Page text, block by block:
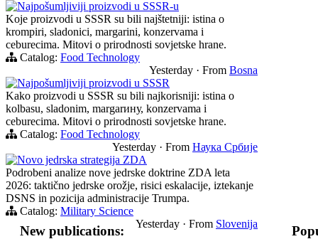
Najpošumljiviji proizvodi u SSSR-u
Koje proizvodi u SSSR su bili najštetniji: istina o
krompiri, sladonici, margarini, konzervama i
ceburecima. Mitovi o prirodnosti sovjetske hrane.
Catalog: Food Technology
Yesterday · From Bosna
Najpošumljiviji proizvodi u SSSR
Kako proizvodi u SSSR su bili najkorisniji: istina o
kolbasu, sladonim, margarину, konzervama i
ceburecima. Mitovi o prirodnosti sovjetske hrane.
Catalog: Food Technology
Yesterday · From Наука Србије
Novo jedrska strategija ZDA
Podrobeni analize nove jedrske doktrine ZDA leta
2026: taktično jedrske orožje, risici eskalacije, iztekanje
DSNS in pozicija administracije Trumpa.
Catalog: Military Science
Yesterday · From Slovenija
New publications: